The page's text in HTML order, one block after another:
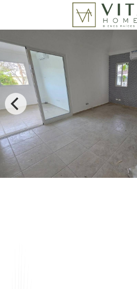
Toggle search filter